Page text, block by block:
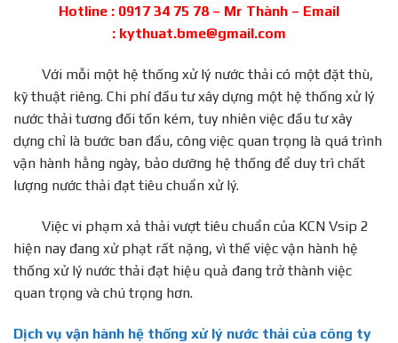
Hotline : 0917 34 75 78 – Mr Thành – Email
: kythuat.bme@gmail.com
Với mỗi một hệ thống xử lý nước thải có một đặt thù,
kỹ thuật riêng. Chi phí đầu tư xây dựng một hệ thống xử lý
nước thải tương đối tốn kém, tuy nhiên việc đầu tư xây
dựng chỉ là bước ban đầu, công việc quan trọng là quá trình
vận hành hằng ngày, bảo dưỡng hệ thống để duy trì chất
lượng nước thải đạt tiêu chuẩn xử lý.
Việc vi phạm xả thải vượt tiêu chuẩn của KCN Vsip 2
hiện nay đang xử phạt rất nặng, vì thế việc vận hành hệ
thống xử lý nước thải đạt hiệu quả đang trở thành việc
quan trọng và chú trọng hơn.
Dịch vụ vận hành hệ thống xử lý nước thải của công ty